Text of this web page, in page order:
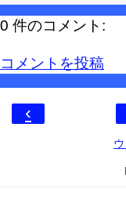
0 件のコメント:
コメントを投稿
‹